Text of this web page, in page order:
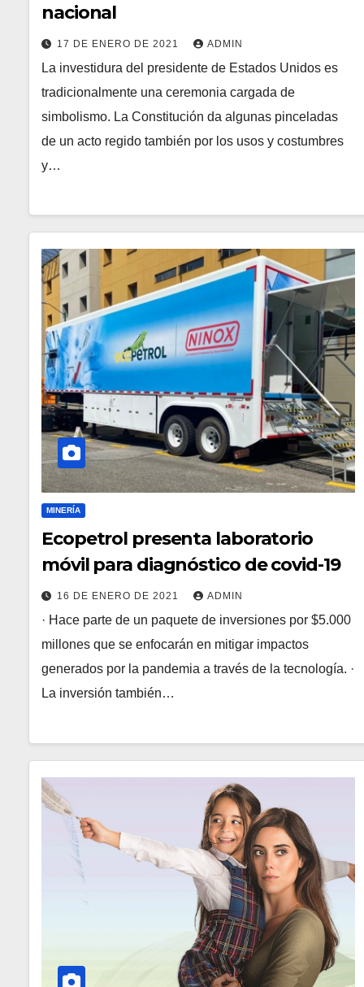
nacional
17 DE ENERO DE 2021 ADMIN
La investidura del presidente de Estados Unidos es
tradicionalmente una ceremonia cargada de
simbolismo. La Constitución da algunas pinceladas
de un acto regido también por los usos y costumbres
y…
MINERÍA
Ecopetrol presenta laboratorio
móvil para diagnóstico de covid-19
16 DE ENERO DE 2021 ADMIN
· Hace parte de un paquete de inversiones por $5.000
millones que se enfocarán en mitigar impactos
generados por la pandemia a través de la tecnología. ·
La inversión también…